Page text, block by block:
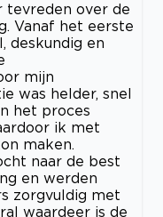
tevreden over de
Vanaf het eerste
deskundig en
mijn
was helder, snel
het proces
ik met
maken.
naar de best
en werden
zorgvuldig met
waardeer is de